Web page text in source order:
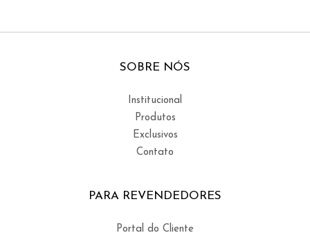
SOBRE NÓS
Institucional
Produtos
Exclusivos
Contato
PARA REVENDEDORES
Portal do Cliente